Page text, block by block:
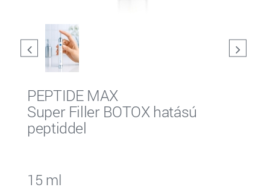
PEPTIDE MAX
Super Filler BOTOX hatású
peptiddel
15 ml